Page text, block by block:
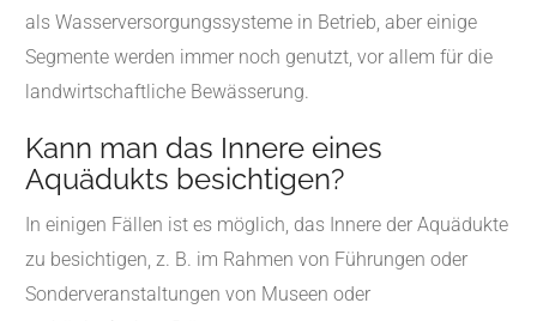
als Wasserversorgungssysteme in Betrieb, aber einige
Segmente werden immer noch genutzt, vor allem für die
landwirtschaftliche Bewässerung.
Kann man das Innere eines
Aquädukts besichtigen?
In einigen Fällen ist es möglich, das Innere der Aquädukte
zu besichtigen, z. B. im Rahmen von Führungen oder
Sonderveranstaltungen von Museen oder